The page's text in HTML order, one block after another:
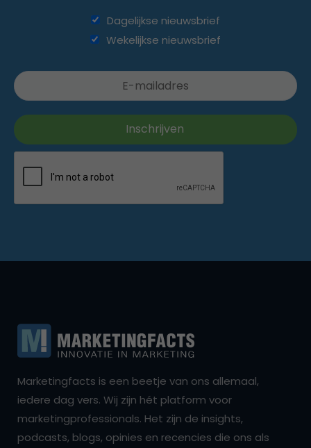
Dagelijkse nieuwsbrief
Wekelijkse nieuwsbrief
Marketingfacts is een beetje van ons allemaal,
iedere dag vers. Wij zijn hét platform voor
marketingprofessionals. Het zijn de insights,
podcasts, blogs, opinies en recencies die ons als